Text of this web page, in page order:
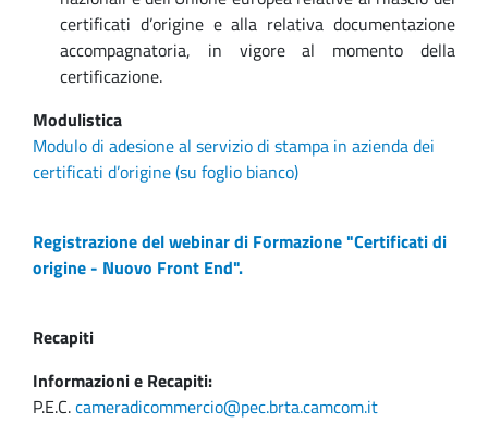
certificati d’origine e alla relativa documentazione
accompagnatoria, in vigore al momento della
certificazione.
Modulistica
Modulo di adesione al servizio di stampa in azienda dei
certificati d’origine (su foglio bianco)
Registrazione del webinar di Formazione "Certificati di
origine - Nuovo Front End".
Recapiti
Informazioni e Recapiti:
P.E.C.cameradicommercio@pec.brta.camcom.it